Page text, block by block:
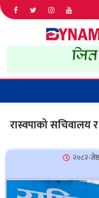
रास्वपाको सचिवालय
२०८२-